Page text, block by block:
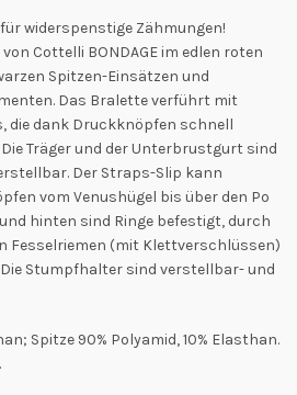
widerspenstige Zähmungen!
Cottelli BONDAGE im edlen roten
Spitzen-Einsätzen und
Das Bralette verführt mit
die dank Druckknöpfen schnell
Träger und der Unterbrustgurt sind
Der Straps-Slip kann
vom Venushügel bis über den Po
hinten sind Ringe befestigt, durch
Fesselriemen (mit Klettverschlüssen)
Stumpfhalter sind verstellbar- und
Spitze 90% Polyamid, 10% Elasthan.